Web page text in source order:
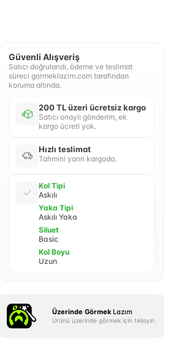
Güvenli Alışveriş
Satıcı doğrulandı, ödeme ve teslimat
süreci gormeklazim.com tarafından
koruma altında.
200 TL üzeri ücretsiz kargo
Satıcı onaylı gönderim, ek
kargo ücreti yok.
Hızlı teslimat
Tahmini yarın kargoda.
Kol Tipi
Askılı
Yaka Tipi
Askılı Yaka
Siluet
Basic
Kol Boyu
Uzun
Üzerinde Görmek Lazım
Ürünü üzerinde görmek için tıklayın.